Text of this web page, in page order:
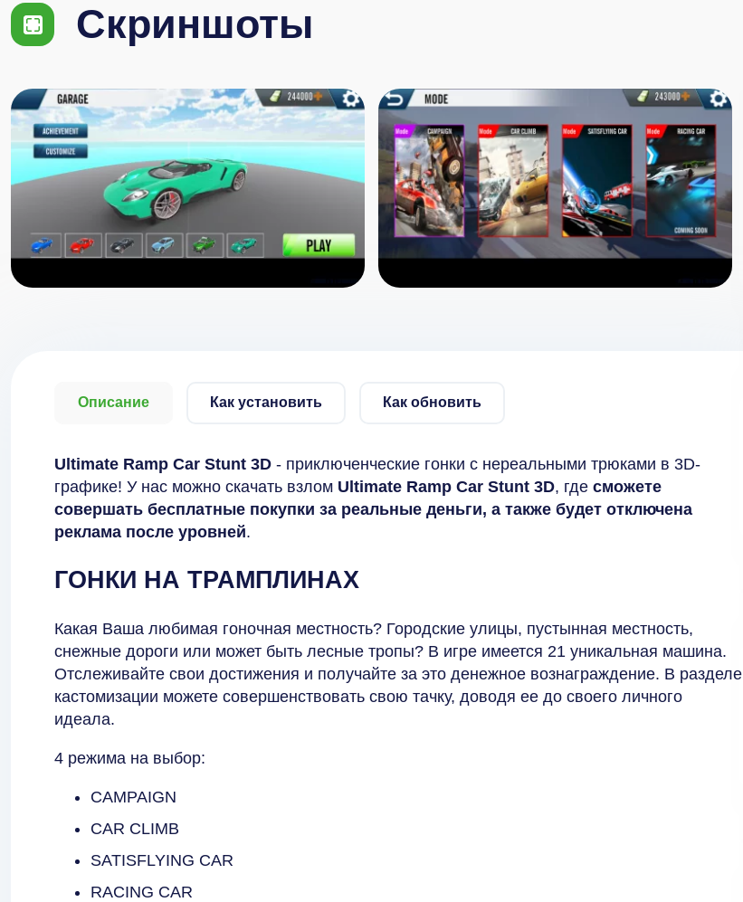
Скриншоты
Описание Как установить Как обновить
Ultimate Ramp Car Stunt 3D - приключенческие гонки с нереальными трюками в 3D-
графике! У нас можно скачать взлом Ultimate Ramp Car Stunt 3D, где сможете
совершать бесплатные покупки за реальные деньги, а также будет отключена
реклама после уровней.
ГОНКИ НА ТРАМПЛИНАХ
Какая Ваша любимая гоночная местность? Городские улицы, пустынная местность,
снежные дороги или может быть лесные тропы? В игре имеется 21 уникальная машина.
Отслеживайте свои достижения и получайте за это денежное вознаграждение. В разделе
кастомизации можете совершенствовать свою тачку, доводя ее до своего личного
идеала.
4 режима на выбор:
CAMPAIGN
CAR CLIMB
SATISFLYING CAR
RACING CAR